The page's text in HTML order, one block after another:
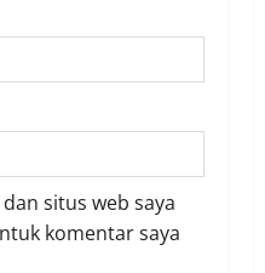
situs web saya
komentar saya